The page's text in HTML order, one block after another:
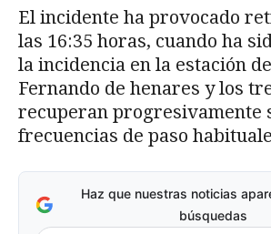
El incidente ha provocado
las 16:35 horas, cuando ha
la incidencia en la estación
Fernando de henares y los
recuperan progresivamente
frecuencias de paso
Haz que nuestras noticias
búsquedas